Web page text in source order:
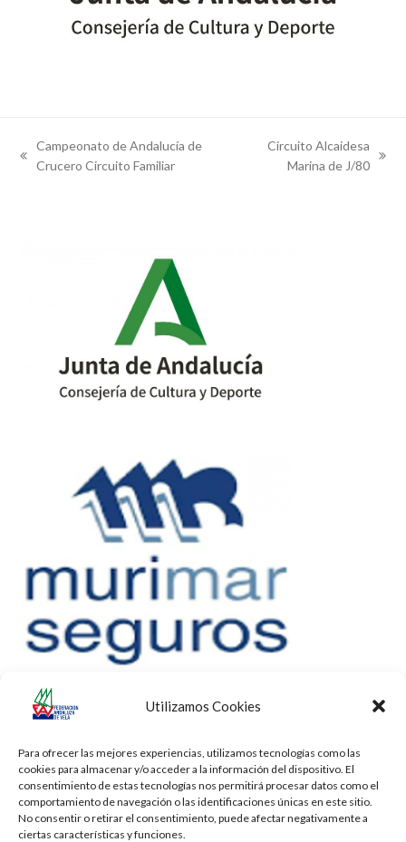
Utilizamos Cookies
Para ofrecer las mejores experiencias, utilizamos tecnologías como las
cookies para almacenar y/o acceder a la información del dispositivo. El
consentimiento de estas tecnologías nos permitirá procesar datos como el
comportamiento de navegación o las identificaciones únicas en este sitio.
No consentir o retirar el consentimiento, puede afectar negativamente a
ciertas características y funciones.
previous
Campeonato de Andalucía de
Crucero Circuito Familiar
Circuito Alcaidesa
Marina de J/80